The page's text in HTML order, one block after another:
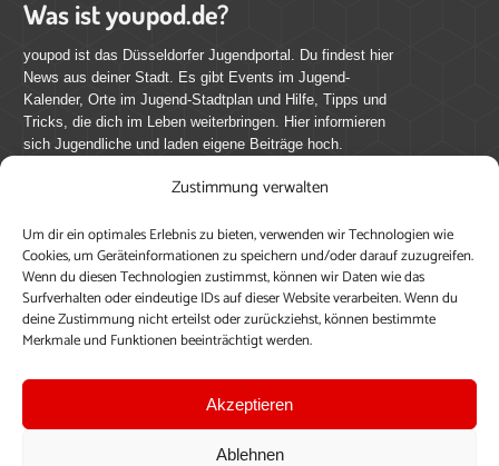
Zustimmung verwalten
Um dir ein optimales Erlebnis zu bieten, verwenden wir Technologien wie
Cookies, um Geräteinformationen zu speichern und/oder darauf zuzugreifen.
Wenn du diesen Technologien zustimmst, können wir Daten wie das
Surfverhalten oder eindeutige IDs auf dieser Website verarbeiten. Wenn du
deine Zustimmung nicht erteilst oder zurückziehst, können bestimmte
Merkmale und Funktionen beeinträchtigt werden.
Akzeptieren
Ablehnen
Was ist youpod.de?
youpod ist das Düsseldorfer Jugendportal. Du findest hier
News aus deiner Stadt. Es gibt Events im Jugend-
Kalender, Orte im Jugend-Stadtplan und Hilfe, Tipps und
Tricks, die dich im Leben weiterbringen. Hier informieren
sich Jugendliche und laden eigene Beiträge hoch.
Mach mit bei youpod.de!
youpod.de lebt von Menschen wie dir. Sammel
journalistische Erfahrung, teile deine Perspektive und
veröffentliche deine Beiträge auf youpod.de.Du musst
dich anmelden, um alle Funktionen nutzen zu können, ein
Profil anzulegen, eigene Beiträge hochzuladen und zu
Einloggen